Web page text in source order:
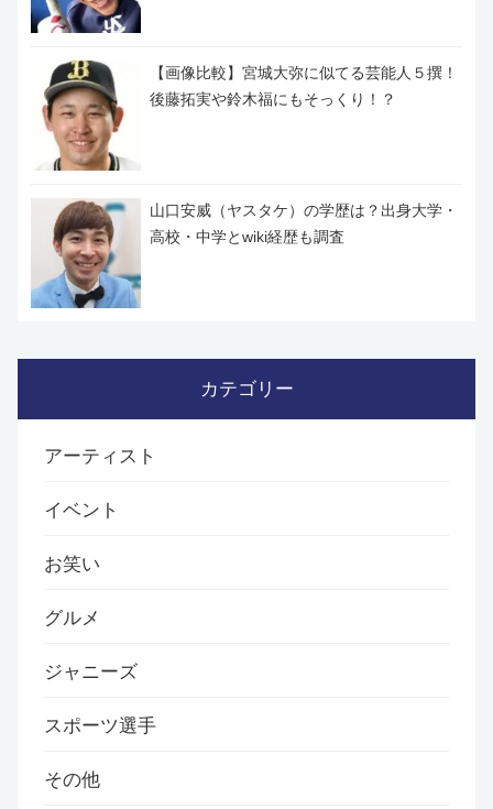
【画像比較】宮城大弥に似てる芸能人５撰！
後藤拓実や鈴木福にもそっくり！？
山口安威（ヤスタケ）の学歴は？出身大学・
高校・中学とwiki経歴も調査
カテゴリー
アーティスト
イベント
お笑い
グルメ
ジャニーズ
スポーツ選手
その他